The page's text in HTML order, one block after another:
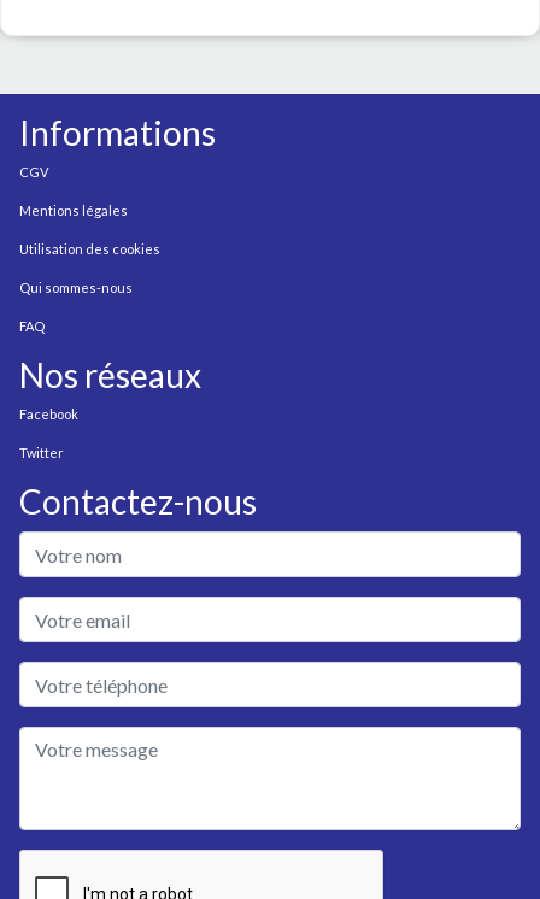
Informations
CGV
Mentions légales
Utilisation des cookies
Qui sommes-nous
FAQ
Nos réseaux
Facebook
Twitter
Contactez-nous